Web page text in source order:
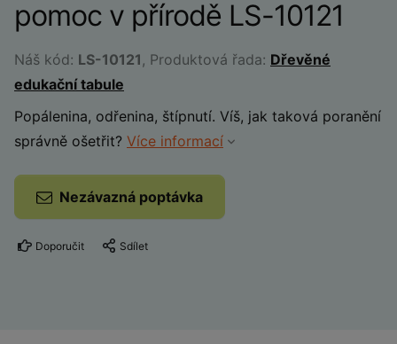
pomoc v přírodě LS-10121
Náš kód: LS-10121 , Produktová řada: Dřevěné
edukační tabule
Popálenina, odřenina, štípnutí. Víš, jak taková poranění
správně ošetřit? Více informací
Nezávazná poptávka
Doporučit Sdílet